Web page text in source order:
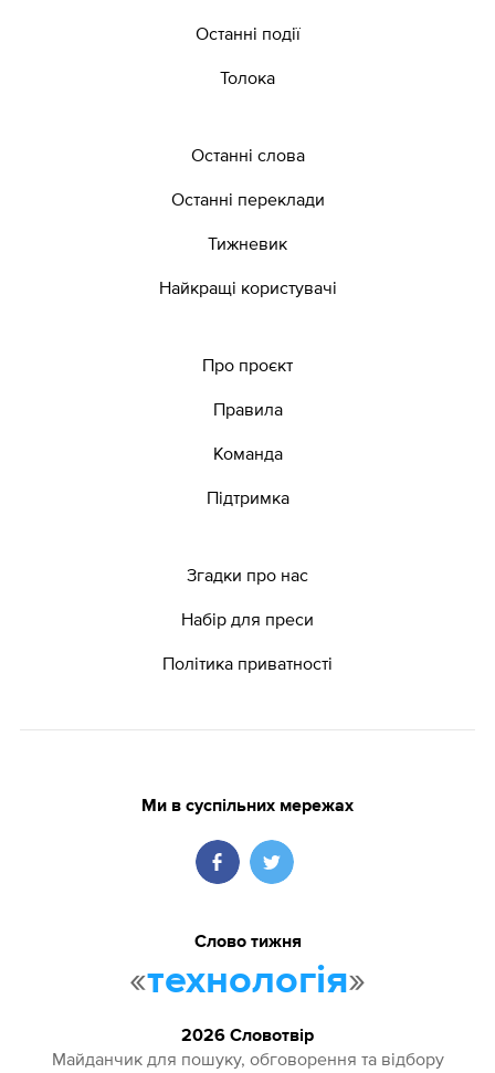
Останні події
Толока
Останні слова
Останні переклади
Тижневик
Найкращі користувачі
Про проєкт
Правила
Команда
Підтримка
Згадки про нас
Набір для преси
Політика приватності
Ми в суспільних мережах
Слово тижня
«технологія»
2026 Словотвір
Майданчик для пошуку, обговорення та відбору